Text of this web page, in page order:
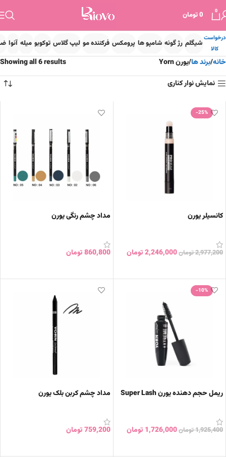
0
0تومان
درخواست
کالا
شیگلم رژ گونه شامپو ها پرومکس فرکننده مو لیپ گلاس توکوبو میله آنوا
خانه برند ها یورن Yorn
Showing all 6 results
نمایش نوار کناری
-25%
کانسیلر یورن
2,977,200تومان2,246,000تومان
مداد چشم رنگی یورن
860,800تومان
-10%
ریمل حجم دهنده یورن Super Lash
1,925,400تومان1,726,000 تومان
مداد چشم کربن بلک یورن
759,200تومان